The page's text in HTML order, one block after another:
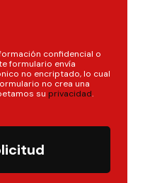
confidencial o
formulario envía
no encriptado, lo cual
no crea una
su privacidad.